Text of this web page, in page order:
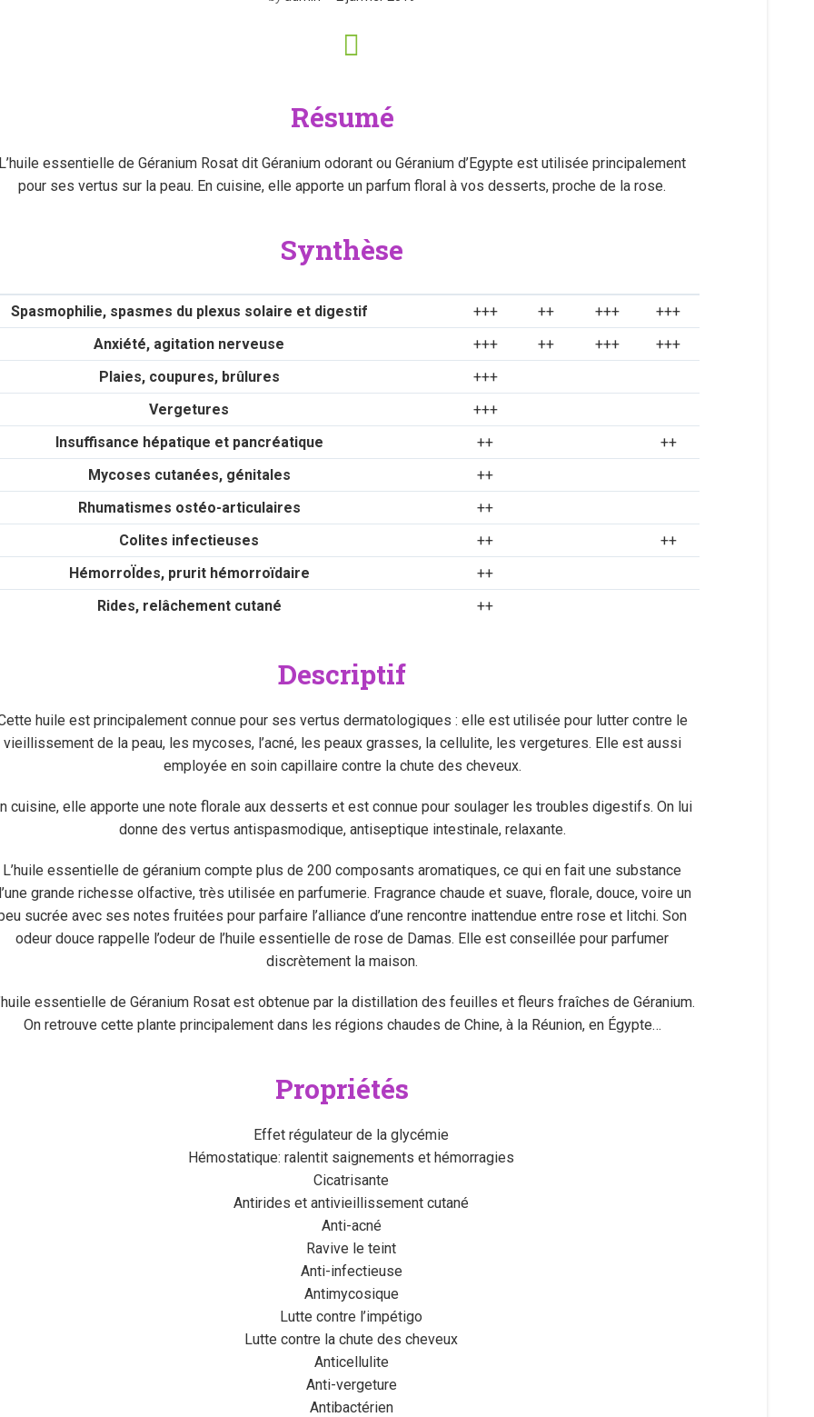
Résumé
essentielle de Géranium Rosat dit Géranium odorant ou Géranium d’Egypte est utilisée principalement
pour ses vertus sur la peau. En cuisine, elle apporte un parfum floral à vos desserts, proche de la rose.
Synthèse
Spasmophilie, spasmes du plexus solaire et digestif +++ ++ +++
+++
Anxiété, agitation nerveuse
+++ ++ +++
+++
Plaies, coupures, brûlures
+++
Vergetures
+++
Insuffisance hépatique et pancréatique
++
++
Mycoses cutanées, génitales
++
Rhumatismes ostéo-articulaires
++
Colites infectieuses
++
++
HémorroÏdes, prurit hémorroïdaire
++
Rides, relâchement cutané
++
Descriptif
huile est principalement connue pour ses vertus dermatologiques : elle est utilisée pour lutter contre le
vieillissement de la peau, les mycoses, l’acné, les peaux grasses, la cellulite, les vergetures. Elle est aussi
employée en soin capillaire contre la chute des cheveux.
cuisine, elle apporte une note florale aux desserts et est connue pour soulager les troubles digestifs. On lui
donne des vertus antispasmodique, antiseptique intestinale, relaxante.
L’huile essentielle de géranium compte plus de 200 composants aromatiques, ce qui en fait une substance
grande richesse olfactive, très utilisée en parfumerie. Fragrance chaude et suave, florale, douce, voire un
sucrée avec ses notes fruitées pour parfaire l’alliance d’une rencontre inattendue entre rose et litchi. Son
odeur douce rappelle l’odeur de l’huile essentielle de rose de Damas. Elle est conseillée pour parfumer
discrètement la maison.
essentielle de Géranium Rosat est obtenue par la distillation des feuilles et fleurs fraîches de Géranium.
On retrouve cette plante principalement dans les régions chaudes de Chine, à la Réunion, en Égypte…
Propriétés
Effet régulateur de la glycémie
Hémostatique: ralentit saignements et hémorragies
Cicatrisante
Antirides et antivieillissement cutané
Anti-acné
Ravive le teint
Anti-infectieuse
Antimycosique
Lutte contre l’impétigo
Lutte contre la chute des cheveux
Anticellulite
Anti-vergeture
Antibactérien